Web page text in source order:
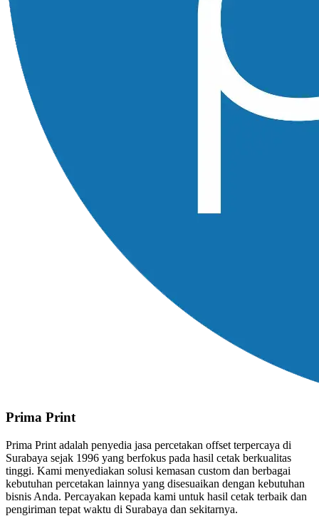
Prima Print
Prima Print adalah penyedia jasa percetakan offset terpercaya di
Surabaya sejak 1996 yang berfokus pada hasil cetak berkualitas
tinggi. Kami menyediakan solusi kemasan custom dan berbagai
kebutuhan percetakan lainnya yang disesuaikan dengan kebutuhan
bisnis Anda. Percayakan kepada kami untuk hasil cetak terbaik dan
pengiriman tepat waktu di Surabaya dan sekitarnya.